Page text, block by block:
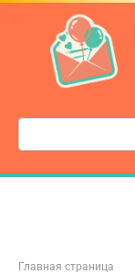
Перейти
контенту
Поиск:
Главная страница